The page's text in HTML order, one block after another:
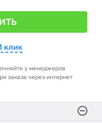
клик
у менеджеров
заказе через интернет